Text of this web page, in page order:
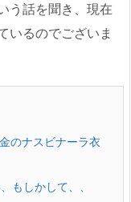
う話を聞き、現在
いるのでございま
のナスビナーラ衣
もしかして、、